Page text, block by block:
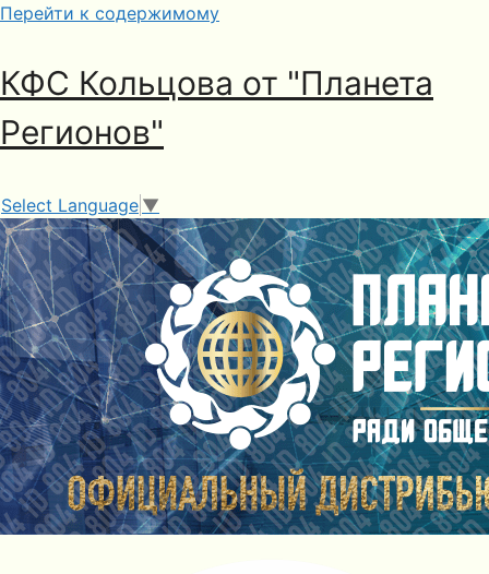
Перейти к содержимому
КФС Кольцова от "Планета
Регионов"
Select Language ▼